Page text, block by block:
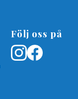
Följ oss på